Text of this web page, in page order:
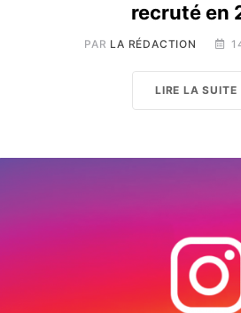
recruté en
PAR LA RÉDACTION
LIRE LA SUITE